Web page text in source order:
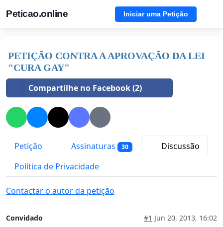
Peticao.online Iniciar uma Petição
PETIÇÃO CONTRA A APROVAÇÃO DA LEI
"CURA GAY"
Compartilhe no Facebook (2)
Petição Assinaturas 30
Discussão
Política de Privacidade
Contactar o autor da petição
Convidado #1 Jun 20, 2013, 16:02